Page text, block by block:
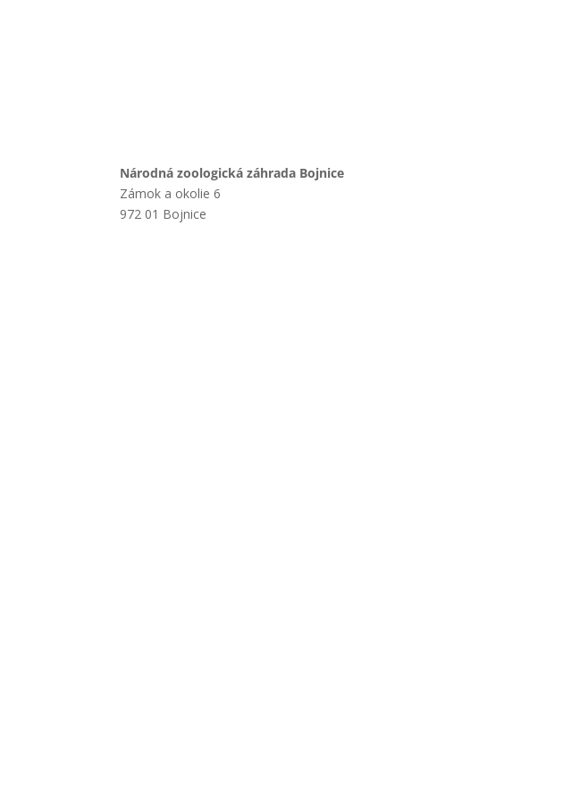
Národná zoologická záhrada Bojnice
Zámok a okolie 6
972 01 Bojnice